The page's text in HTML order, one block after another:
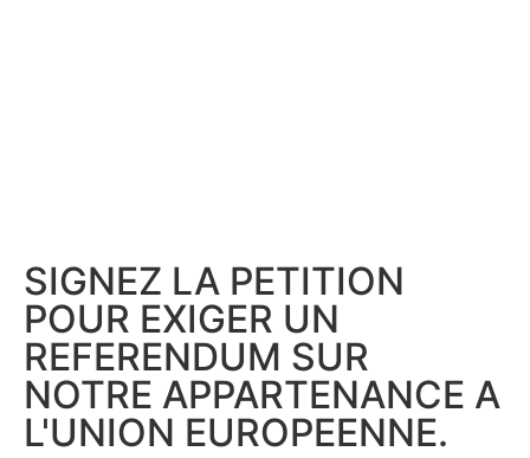
SIGNEZ LA PETITION
POUR EXIGER UN
REFERENDUM SUR
NOTRE APPARTENANCE A
L'UNION EUROPEENNE.